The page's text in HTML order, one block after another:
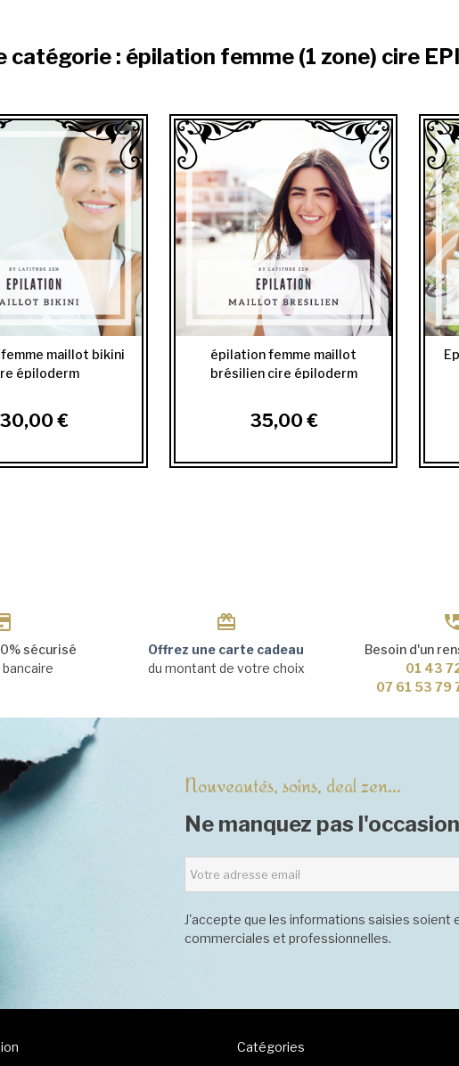
: épilation femme (1 zone) cire
maillot bikini
épiloderm
30,00 €
épilation femme maillot
brésilien cire épiloderm
35,00 €
sécurisé
Offrez une carte cadeau
du montant de votre choix
Besoin d'un
01 43
07 61 53 79
Nouveautés, soins, deal zen...
Ne manquez pas
J'accepte que les informations saisies
commerciales et professionnelles.
Catégories